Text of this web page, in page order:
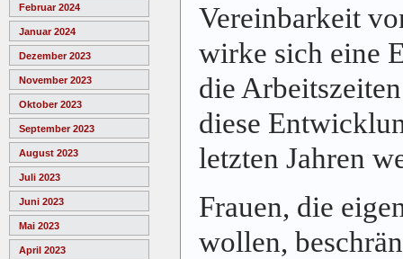
Februar 2024
Januar 2024
Dezember 2023
November 2023
Oktober 2023
September 2023
August 2023
Juli 2023
Juni 2023
Mai 2023
April 2023
Vereinbarkeit
wirke sich eine
die
diese
letzten Jahren
Frauen, die
wollen,